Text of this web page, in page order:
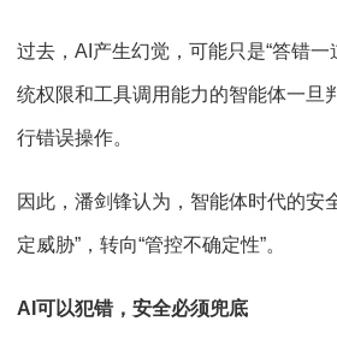
过去，AI产生幻觉，可能只是“答错一
统权限和工具调用能力的智能体一旦
行错误操作。
因此，潘剑锋认为，智能体时代的安
定威胁”，转向“管控不确定性”。
AI可以犯错，安全必须兜底